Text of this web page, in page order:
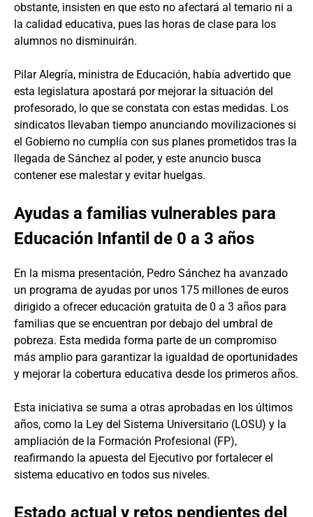
obstante, insisten en que esto no afectará al temario ni a
la calidad educativa, pues las horas de clase para los
alumnos no disminuirán.
Pilar Alegría, ministra de Educación, había advertido que
esta legislatura apostará por mejorar la situación del
profesorado, lo que se constata con estas medidas. Los
sindicatos llevaban tiempo anunciando movilizaciones si
el Gobierno no cumplía con sus planes prometidos tras la
llegada de Sánchez al poder, y este anuncio busca
contener ese malestar y evitar huelgas.
Ayudas a familias vulnerables para
Educación Infantil de 0 a 3 años
En la misma presentación, Pedro Sánchez ha avanzado
un programa de ayudas por unos 175 millones de euros
dirigido a ofrecer educación gratuita de 0 a 3 años para
familias que se encuentran por debajo del umbral de
pobreza. Esta medida forma parte de un compromiso
más amplio para garantizar la igualdad de oportunidades
y mejorar la cobertura educativa desde los primeros años.
Esta iniciativa se suma a otras aprobadas en los últimos
años, como la Ley del Sistema Universitario (LOSU) y la
ampliación de la Formación Profesional (FP),
reafirmando la apuesta del Ejecutivo por fortalecer el
sistema educativo en todos sus niveles.
Estado actual y retos pendientes del